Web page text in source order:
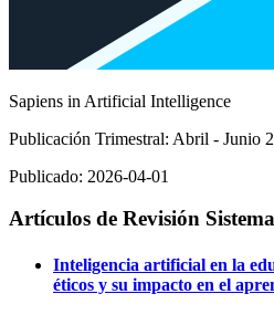
Sapiens in Artificial Intelligence
Publicación Trimestral: Abril - Junio
Publicado: 2026-04-01
Artículos de Revisión
Inteligencia artificial en la
éticos y su impacto en el